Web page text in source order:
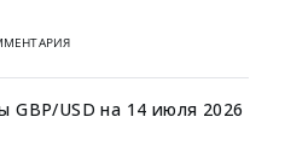
GBP/USD на 14 июля 2026